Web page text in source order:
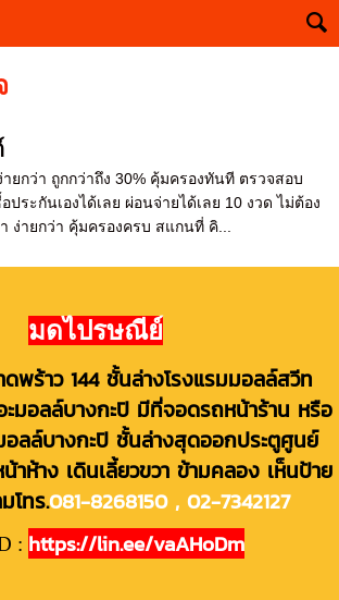
ยกว่า ถูกกว่าถึง 30% คุ้มครองทันที ตรวจสอบ
ระกันเองได้เลย ผ่อนจ่ายได้เลย 10 งวด ไม่ต้อง
ง่ายกว่า คุ้มครองครบ สแกนที่ คิ...
มดไปรษณีย์
พร้าว 144 ชั้นล่างโรงแรมมอลล์สวีท
ะมอลล์บางกะปิ มีที่จอดรถหน้าร้าน หรือ
อลล์บางกะปิ ชั้นล่างสุดออกประตูศูนย์
าห้าง เดินเลี้ยวขวา ข้ามคลอง เห็นป้าย
โทร.081-8268150 , 02-7342127
: https://lin.ee/vaAHoDm